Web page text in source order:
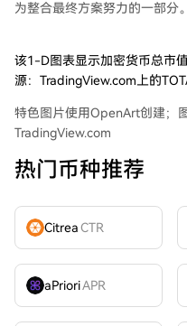
为整合最终方案努力的一部分。
该1-D图表显示加密货币总市
源：TradingView.com上的
特色图片使用OpenArt创建；
TradingView.com
热门币种推荐
CitreaCTR
aPrioriAPR